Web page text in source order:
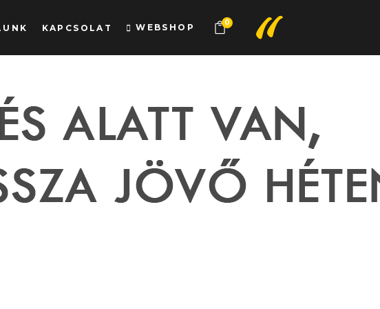
KAPCSOLAT WEBSHOP 0